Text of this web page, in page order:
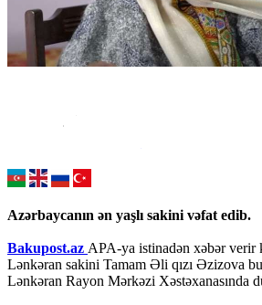
Azərbaycanın ən yaşlı sakini vəfat edib.
Bakupost.az APA-ya istinadən xəbər verir
Lənkəran sakini Tamam Əli qızı Əzizova bu
Lənkəran Rayon Mərkəzi Xəstəxanasında